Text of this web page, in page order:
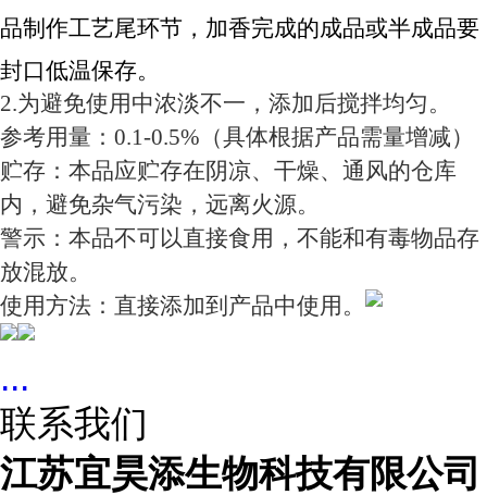
品制作工艺尾环节，加香完成的成品或半成品要
封口低温保存。
2.为避免使用中浓淡不一，添加后搅拌均匀。
参考用量：0.1-0.5%（具体根据产品需量增减）
贮存：本品应贮存在阴凉、干燥、通风的仓库
内，避免杂气污染，远离火源。
警示：本品不可以直接食用，不能和有毒物品存
放混放。
使用方法：直接添加到产品中使用。
...
联系我们
江苏宜昊添生物科技有限公司